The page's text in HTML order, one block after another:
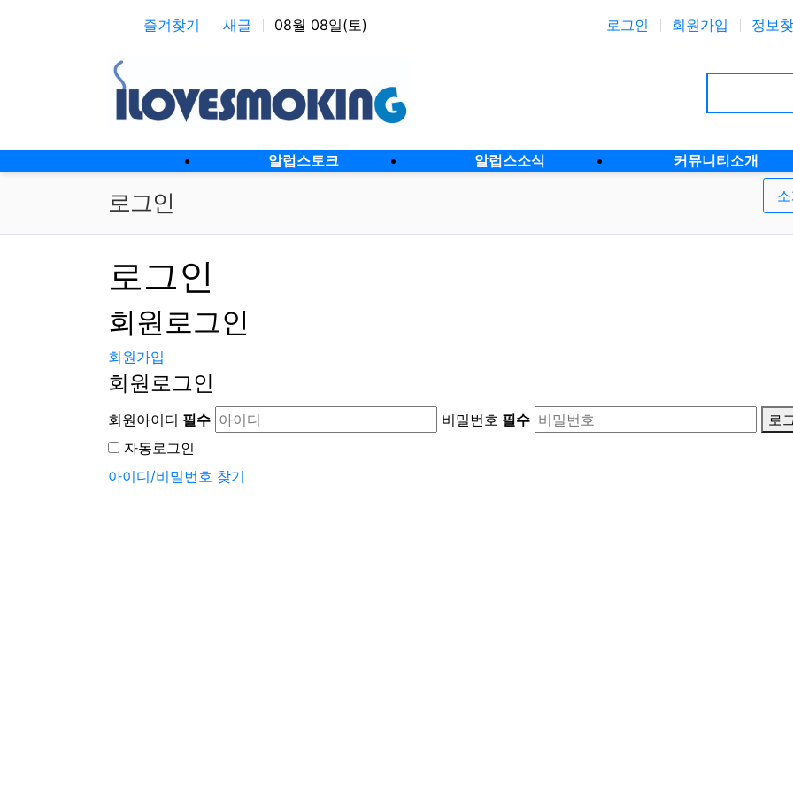
즐겨찾기 새글 08월 08일(토) 로그인 회원가입 정보
알럽스토크 알럽스소식 커뮤니티소개
로그인
로그인
회원로그인
회원가입
회원로그인
회원아이디 필수 비밀번호 필수
로
자동로그인
아이디/비밀번호 찾기